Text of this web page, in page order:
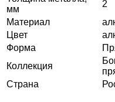
мм
2
Материал
Цвет
Форма
Коллекция
Страна